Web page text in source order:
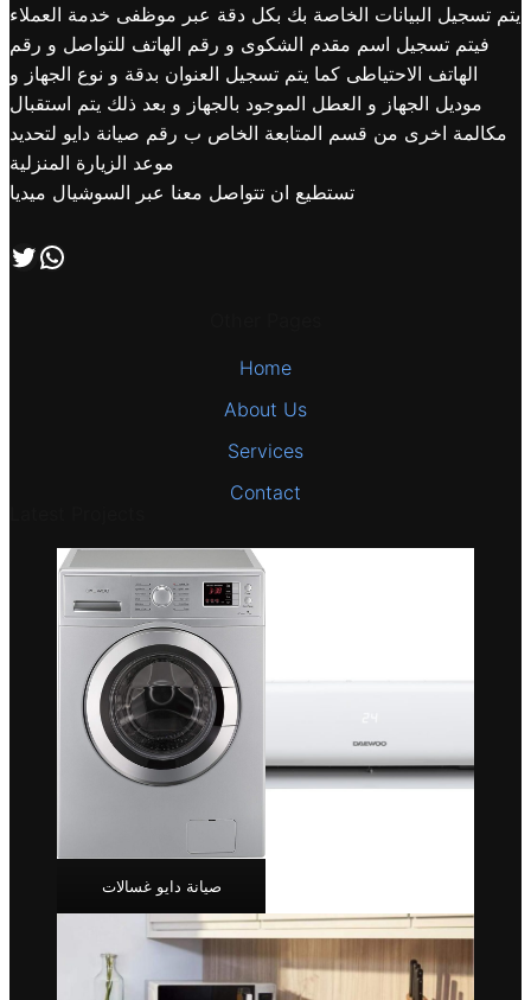
يتم تسجيل البيانات الخاصة بك بكل دقة عبر موظفى خدمة العملاء
فيتم تسجيل اسم مقدم الشكوى و رقم الهاتف للتواصل و رقم
الهاتف الاحتياطى كما يتم تسجيل العنوان بدقة و نوع الجهاز و
موديل الجهاز و العطل الموجود بالجهاز و بعد ذلك يتم استقبال
مكالمة اخرى من قسم المتابعة الخاص ب رقم صيانة دايو لتحديد
موعد الزيارة المنزلية
تستطيع ان تتواصل معنا عبر السوشيال ميديا
تابعنا علي صفحة التويتر اتصل بنا علي طريق الوتساب
Home
About Us
Services
Contact
صيانة دايو غسالات